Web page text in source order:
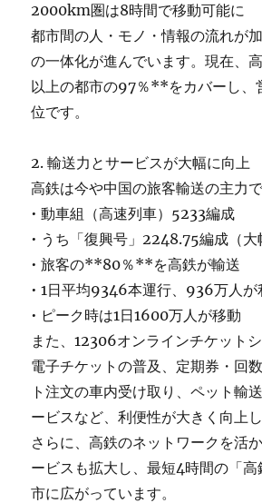
2000km圏は8時間で移動可能に
都市間の人・モノ・情報の流れが
の一体化が進んでいます。現在、
以上の都市の97％**をカバーし、
位です。
2. 輸送力とサービスが大幅に向上
高鉄は今や中国の旅客輸送の主力で
• 動車組（高速列車）5233編成
• うち「復興号」2248.75編成（大
• 旅客の**80％**を高鉄が輸送
• 1日平均9346本運行、936万人が
• ピーク時は1日1600万人が移動
また、12306オンラインチケットシ
電子チケットの普及、定期券・回
ト注文の車内受け取り、ペット輸
ービスなど、利便性が大きく向上し
さらに、高鉄のネットワークを活
ービスも拡大し、最短4時間の「
市に広がっています。